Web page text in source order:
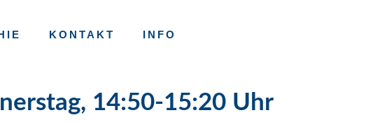
KONTAKT INFO
14:50-15:20 Uhr